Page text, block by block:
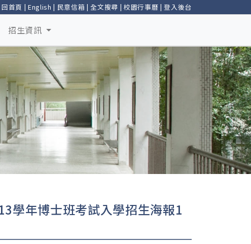
回首頁 | English | 民意信箱 |全文搜尋 | 校園行事曆 |登入後台
招生資訊
學年博士班考試入學招生海報1